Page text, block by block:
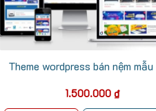
Theme wordpress bán nệm
1.500.000 ₫